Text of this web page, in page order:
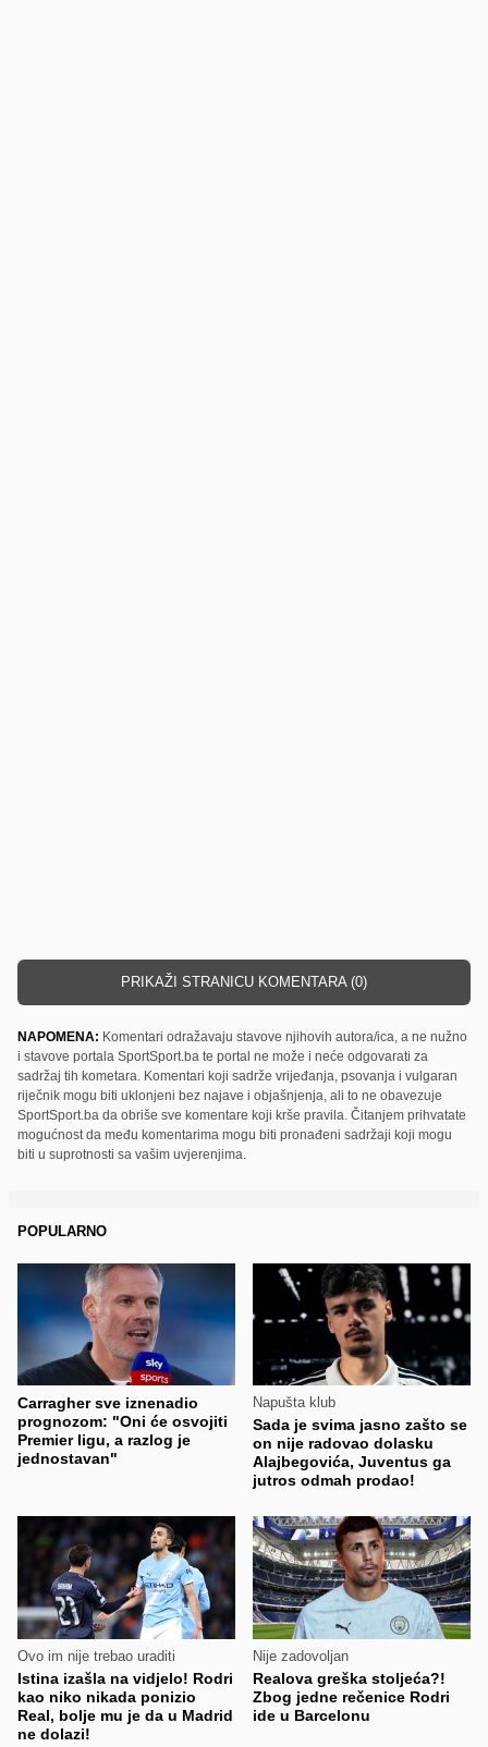
PRIKAŽI STRANICU KOMENTARA (0)
NAPOMENA: Komentari odražavaju stavove njihovih autora/ica, a ne nužno
i stavove portala SportSport.ba te portal ne može i neće odgovarati za
sadržaj tih kometara. Komentari koji sadrže vrijeđanja, psovanja i vulgaran
riječnik mogu biti uklonjeni bez najave i objašnjenja, ali to ne obavezuje
SportSport.ba da obriše sve komentare koji krše pravila. Čitanjem prihvatate
mogućnost da među komentarima mogu biti pronađeni sadržaji koji mogu
biti u suprotnosti sa vašim uvjerenjima.
POPULARNO
Carragher sve iznenadio
prognozom: "Oni će osvojiti
Premier ligu, a razlog je
jednostavan"
Napušta klub
Sada je svima jasno zašto se
on nije radovao dolasku
Alajbegovića, Juventus ga
jutros odmah prodao!
Ovo im nije trebao uraditi
Istina izašla na vidjelo! Rodri
kao niko nikada ponizio
Real, bolje mu je da u Madrid
ne dolazi!
Nije zadovoljan
Realova greška stoljeća?!
Zbog jedne rečenice Rodri
ide u Barcelonu